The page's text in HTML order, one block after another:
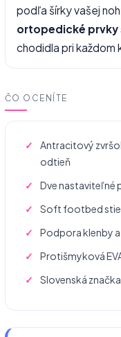
podľa šírky vašej
ortopedické prvky
chodidla pri každom
ČO OCENÍTE
Antracitový
odtieň
Dve nastaviteľné
Soft footbed
Podpora klenby
Protišmyková
Slovenská